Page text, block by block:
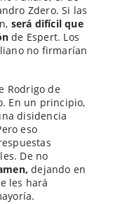
Zdero. Si las
será difícil que
de Espert. Los
no firmarían
Rodrigo de
En un principio,
disidencia
eso
De no
dejando en
les hará